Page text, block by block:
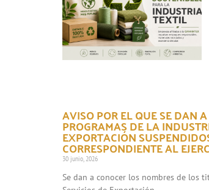
AVISO POR EL QUE SE DAN
PROGRAMAS DE LA
EXPORTACIÓN
CORRESPONDIENTE AL
30 junio, 2026
Se dan a conocer los nombres de los